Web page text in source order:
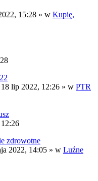
15:28 » w Kupię,
18 lip 2022, 12:26 » w PTR
zdrowotne
2022, 14:05 » w Luźne